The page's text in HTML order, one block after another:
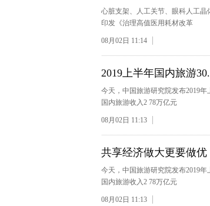
心脏支架、人工关节、眼科人工
印发《治理高值医用耗材改革
08月02日 11:14
2019上半年国内旅游
今天，中国旅游研究院发布2019
国内旅游收入2 78万亿元
08月02日 11:13
共享经济做大更要做优
今天，中国旅游研究院发布2019
国内旅游收入2 78万亿元
08月02日 11:13